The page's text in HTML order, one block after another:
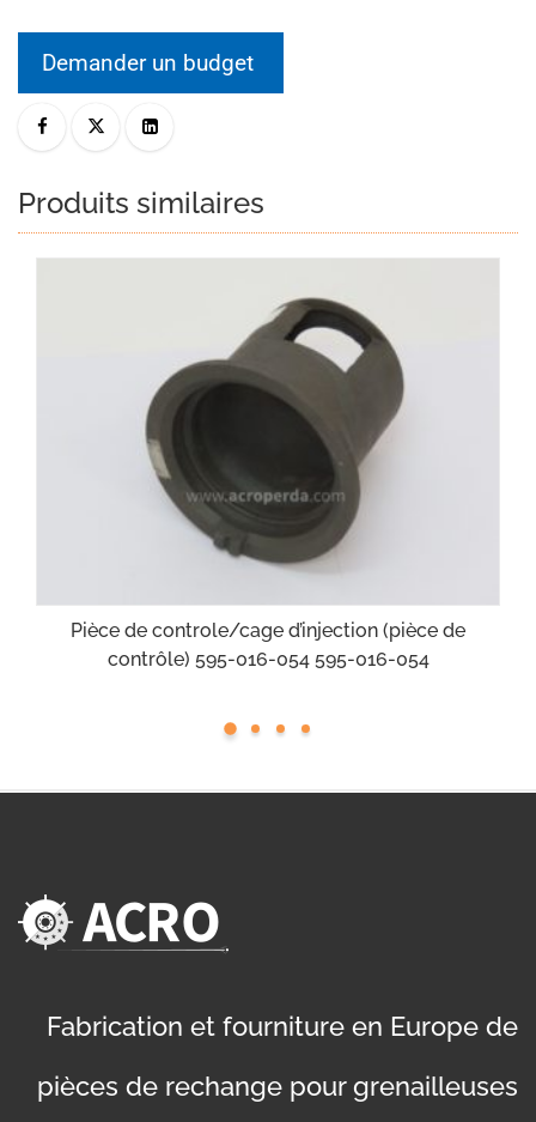
Demander un budget
Produits similaires
Pièce de controle/cage d’injection (pièce de
contrôle) 595-016-054 595-016-054
Fabrication et fourniture en Europe de
pièces de rechange pour grenailleuses